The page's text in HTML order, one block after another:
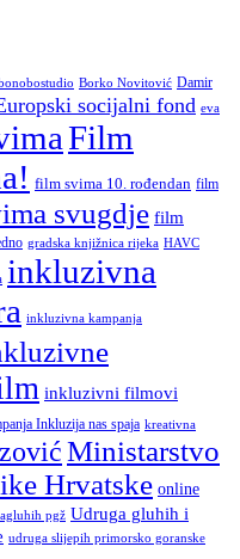
bonobostudio Borko Novitović Damir
socijalni fond eva
Film
film svima 10. rođendan film
svugdje film
gradska knjižnica rijeka HAVC
inkluzivna
inkluzivna kampanja
inkluzivni filmovi
Inkluzija nas spaja kreativna
Ministarstvo
Hrvatske online
pgž Udruga gluhih i
udruga slijepih primorsko goranske